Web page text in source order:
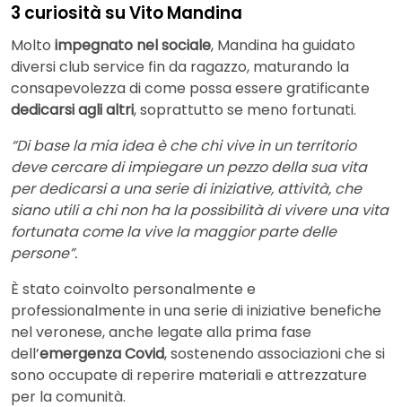
3 curiosità su Vito Mandina
Molto impegnato nel sociale, Mandina ha guidato
diversi club service fin da ragazzo, maturando la
consapevolezza di come possa essere gratificante
dedicarsi agli altri, soprattutto se meno fortunati.
“Di base la mia idea è che chi vive in un territorio
deve cercare di impiegare un pezzo della sua vita
per dedicarsi a una serie di iniziative, attività, che
siano utili a chi non ha la possibilità di vivere una vita
fortunata come la vive la maggior parte delle
persone”.
È stato coinvolto personalmente e
professionalmente in una serie di iniziative benefiche
nel veronese, anche legate alla prima fase
dell’emergenza Covid, sostenendo associazioni che si
sono occupate di reperire materiali e attrezzature
per la comunità.